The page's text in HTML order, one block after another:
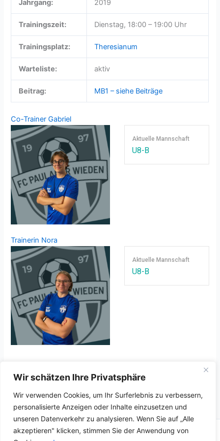
Wir schätzen Ihre Privatsphäre
Wir verwenden Cookies, um Ihr Surferlebnis zu verbessern,
personalisierte Anzeigen oder Inhalte einzusetzen und
unseren Datenverkehr zu analysieren. Wenn Sie auf „Alle
akzeptieren" klicken, stimmen Sie der Anwendung von
Jahrgang: 2019
Trainingszeit: Dienstag, 18:00 – 19:00 Uhr
Trainingsplatz: Theresianum
Warteliste: aktiv
Beitrag: MB1 – siehe Beiträge
Co-Trainer Gabriel
Aktuelle Mannschaft
U8-B
Trainerin Nora
Aktuelle Mannschaft
U8-B
Copyright © 2026